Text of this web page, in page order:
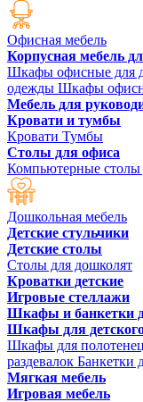
Офисная мебель
Корпусная мебель
Шкафы офисные для
одежды Шкафы
Мебель для
Кровати и тумбы
Кровати Тумбы
Столы для офиса
Компьютерные столы
Дошкольная мебель
Детские стульчики
Детские столы
Столы для дошколят
Кроватки детские
Игровые стеллажи
Шкафы и банкетки
Шкафы для детского
Шкафы для полотенец
раздевалок Банкетки
Мягкая мебель
Игровая мебель